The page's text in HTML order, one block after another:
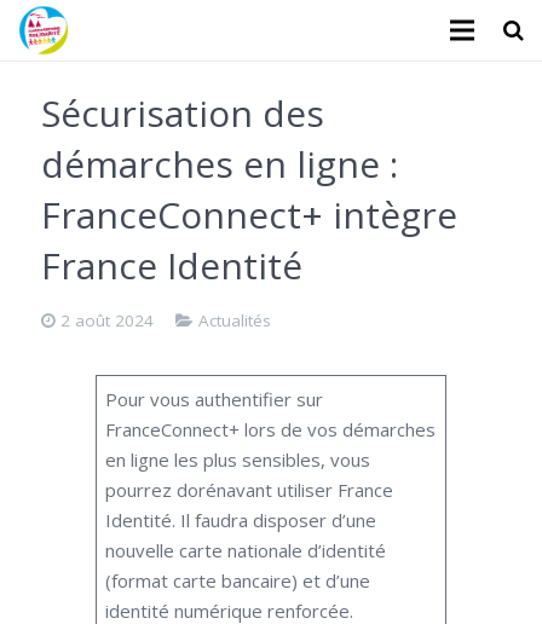
Santé
Faire un don
Sécurisation des
démarches en ligne :
FranceConnect+ intègre
France Identité
2 août 2024 Actualités
Pour vous authentifier sur
FranceConnect+ lors de vos démarches
en ligne les plus sensibles, vous
pourrez dorénavant utiliser France
Identité. Il faudra disposer d’une
nouvelle carte nationale d’identité
(format carte bancaire) et d’une
identité numérique renforcée.